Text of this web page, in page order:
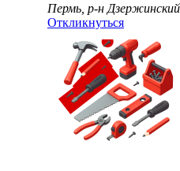
Пермь, р-н Дзержинский
Откликнуться